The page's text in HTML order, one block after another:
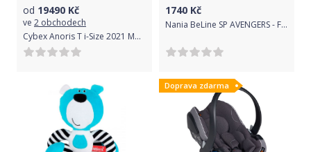
od 19490 Kč
ve 2 obchodech
Cybex Anoris T i-Size 2021 Mountain Blue
1740 Kč
Nania BeLine SP AVENGERS - FOR HEROES Grey
Doprava zdarma